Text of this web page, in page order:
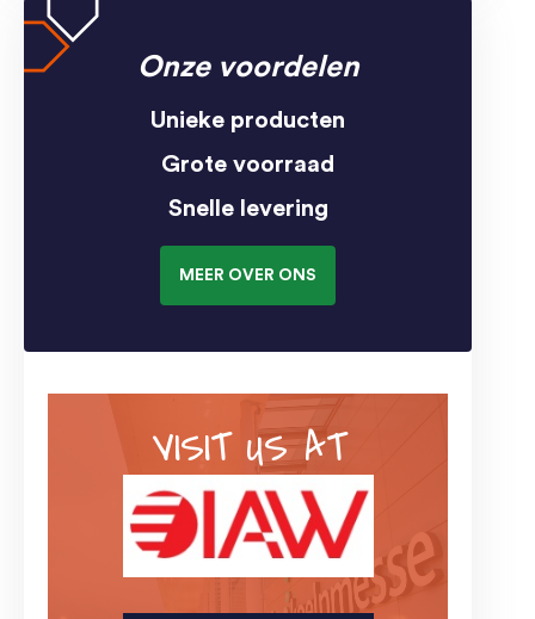
Onze voordelen
Unieke producten
Grote voorraad
Snelle levering
MEER OVER ONS
VISIT US AT